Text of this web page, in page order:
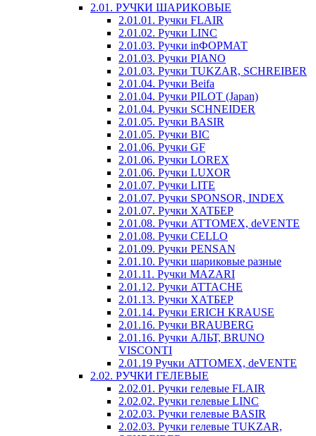
2.01. РУЧКИ ШАРИКОВЫЕ
2.01.01. Ручки FLAIR
2.01.02. Ручки LINC
2.01.03. Ручки inФОРМАТ
2.01.03. Ручки PIANO
2.01.03. Ручки TUKZAR, SCHREIBER
2.01.04. Ручки Beifa
2.01.04. Ручки PILOT (Japan)
2.01.04. Ручки SCHNEIDER
2.01.05. Ручки BASIR
2.01.05. Ручки BIC
2.01.06. Ручки GF
2.01.06. Ручки LOREX
2.01.06. Ручки LUXOR
2.01.07. Ручки LITE
2.01.07. Ручки SPONSOR, INDEX
2.01.07. Ручки ХАТБЕР
2.01.08. Ручки ATTOMEX, deVENTE
2.01.08. Ручки CELLO
2.01.09. Ручки PENSAN
2.01.10. Ручки шариковые разные
2.01.11. Ручки MAZARI
2.01.12. Ручки ATTACHE
2.01.13. Ручки ХАТБЕР
2.01.14. Ручки ERICH KRAUSE
2.01.16. Ручки BRAUBERG
2.01.16. Ручки АЛЬТ, BRUNO
VISCONTI
2.01.19 Ручки ATTOMEX, deVENTE
2.02. РУЧКИ ГЕЛЕВЫЕ
2.02.01. Ручки гелевые FLAIR
2.02.02. Ручки гелевые LINC
2.02.03. Ручки гелевые BASIR
2.02.03. Ручки гелевые TUKZAR,